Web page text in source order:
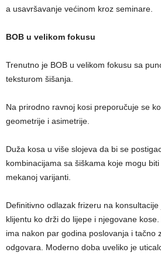
a usavršavanje većinom kroz seminare.
BOB u velikom fokusu
Trenutno je BOB u velikom fokusu sa
teksturom šišanja.
Na prirodno ravnoj kosi preporučuje se
geometrije i asimetrije.
Duža kosa u više slojeva da bi se
kombinacijama sa šiškama koje mogu
mekanoj varijanti.
Definitivno odlazak frizeru na
klijentu ko drži do lijepe i njegovane
ima nakon par godina poslovanja i tačno
odgovara. Moderno doba uveliko je